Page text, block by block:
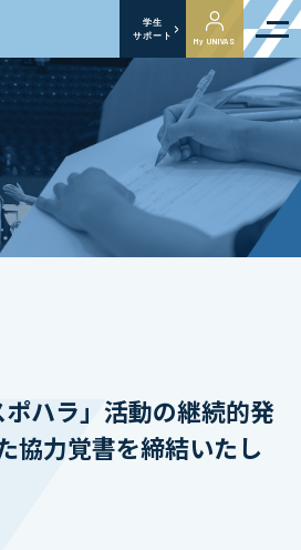
学生
サポート
My UNIVAS
ポハラ」活動の継続的発
協力覚書を締結いたし